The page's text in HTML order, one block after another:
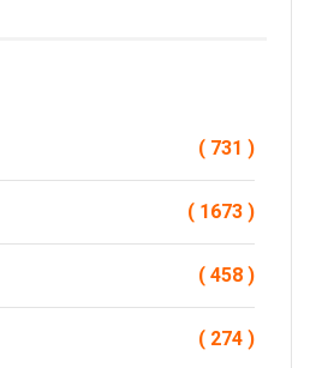
( 731 )
( 1673 )
( 458 )
( 274 )